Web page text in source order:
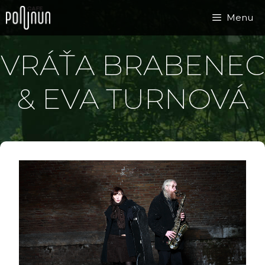
Přeskočit
na
obsah
Menu
VRÁŤA BRABENEC
& EVA TURNOVÁ